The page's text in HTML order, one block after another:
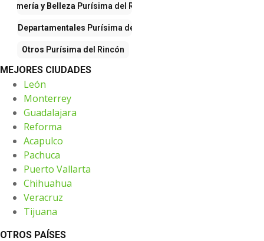
y Belleza Purísima del Rincón
Departamentales Purísima del Rincón
Otros Purísima del Rincón
MEJORES CIUDADES
León
Monterrey
Guadalajara
Reforma
Acapulco
Pachuca
Puerto Vallarta
Chihuahua
Veracruz
Tijuana
OTROS PAÍSES